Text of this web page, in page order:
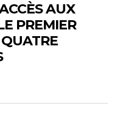
AUX
PREMIER